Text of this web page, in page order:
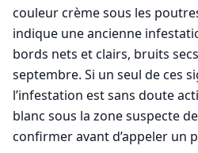
couleur crème sous les
indique une ancienne
bords nets et clairs, bruits
septembre. Si un seul de ces
l’infestation est sans doute
blanc sous la zone suspecte
confirmer avant d’appeler un